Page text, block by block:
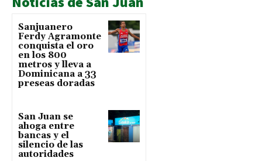
Sanjuanero
Ferdy Agramonte
conquista el oro
en los 800
metros y lleva a
Dominicana a 33
preseas doradas
San Juan se
ahoga entre
bancas y el
silencio de las
autoridades